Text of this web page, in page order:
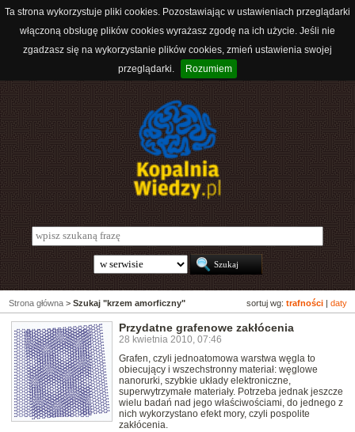
Ta strona wykorzystuje pliki cookies. Pozostawiając w ustawieniach przeglądarki
włączoną obsługę plików cookies wyrażasz zgodę na ich użycie. Jeśli nie
zgadzasz się na wykorzystanie plików cookies, zmień ustawienia swojej
przeglądarki.
Rozumiem
sortuj wg: trafności daty
Strona główna > Szukaj "krzem amorficzny"
Przydatne grafenowe zakłócenia
28 kwietnia 2010, 07:46
Grafen, czyli jednoatomowa warstwa węgla to
obiecujący i wszechstronny materiał: węglowe
nanorurki, szybkie układy elektroniczne,
superwytrzymałe materiały. Potrzeba jednak jeszcze
wielu badań nad jego właściwościami, do jednego z
nich wykorzystano efekt mory, czyli pospolite
zakłócenia.